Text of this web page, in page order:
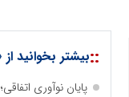
::بیشتر بخوانید
پایان نوآوری